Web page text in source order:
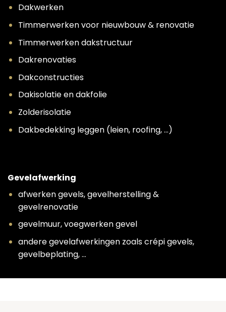
Dakwerken
Timmerwerken voor nieuwbouw & renovatie
Timmerwerken dakstructuur
Dakrenovaties
Dakconstructies
Dakisolatie en dakfolie
Zolderisolatie
Dakbedekking leggen (leien, roofing, …)
Gevelafwerking
afwerken gevels, gevelherstelling &
gevelrenovatie
gevelmuur, voegwerken gevel
andere gevelafwerkingen zoals crépi gevels,
gevelbeplating, …